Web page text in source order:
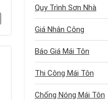
Quy Trình Sơn Nhà
Giá Nhân Công
Báo Giá Mái Tôn
Thi Công Mái Tôn
Chống Nóng Mái Tôn